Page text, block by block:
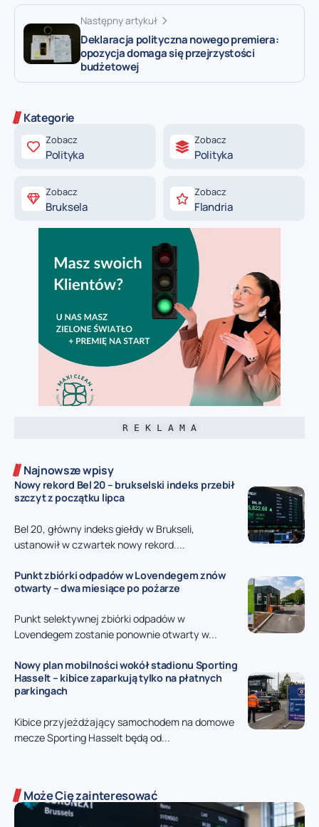
Następny artykuł
Deklaracja polityczna nowego premiera:
opozycja domaga się przejrzystości
budżetowej
Kategorie
Zobacz
Polityka
Zobacz
Polityka
Zobacz
Bruksela
Zobacz
Flandria
R E K L A M A
Najnowsze wpisy
Nowy rekord Bel 20 – brukselski indeks przebił
szczyt z początku lipca
Bel 20, główny indeks giełdy w Brukseli,
ustanowił w czwartek nowy rekord....
Punkt zbiórki odpadów w Lovendegem znów
otwarty – dwa miesiące po pożarze
Punkt selektywnej zbiórki odpadów w
Lovendegem zostanie ponownie otwarty w...
Nowy plan mobilności wokół stadionu Sporting
Hasselt – kibice zaparkują tylko na płatnych
parkingach
Kibice przyjeżdżający samochodem na domowe
mecze Sporting Hasselt będą od...
Może Cię zainteresować